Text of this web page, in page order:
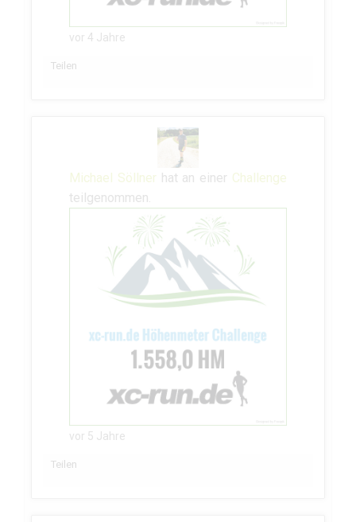
vor 4 Jahre
Teilen
Michael Söllnerhat an einer Challenge
teilgenommen.
vor 5 Jahre
Teilen